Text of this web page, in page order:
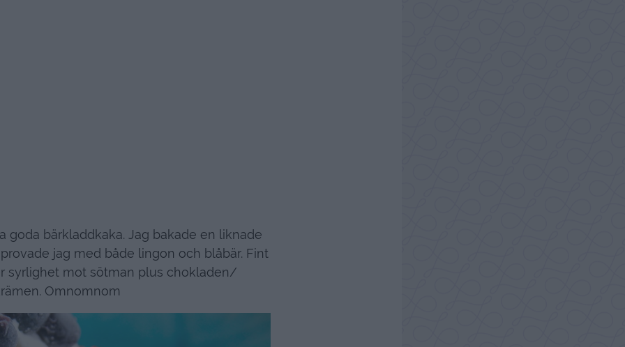
goda bärkladdkaka. Jag bakade en liknade
jag med både lingon och blåbär. Fint
syrlighet mot sötman plus chokladen/
Omnomnom